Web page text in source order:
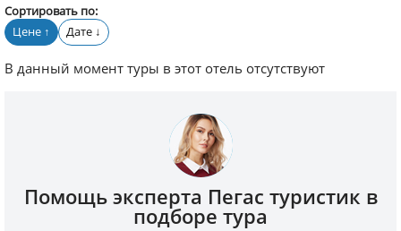
Сортировать по:
Цене ↑ Дате ↓
В данный момент туры в этот отель отсутствуют
Помощь эксперта Пегас туристик в
подборе тура